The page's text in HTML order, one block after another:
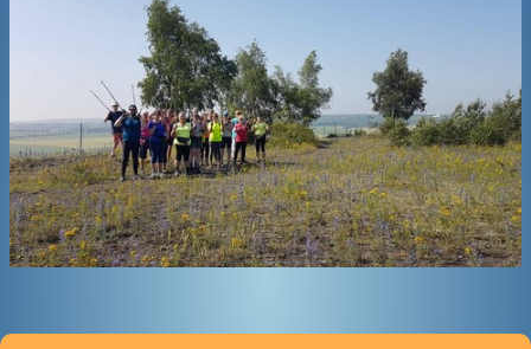
CALENDRIER
ADHÉSION
LIENS
BOUTIQUE
CONTACT
PHOTOS▼